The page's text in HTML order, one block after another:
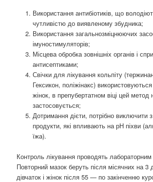
Використання антибіотиків, що
чутливістю до виявленому збудника;
Використання загальнозміцнюючих
імуностимуляторів;
Місцева обробка зовнішніх органів і
антисептиками;
Свічки для лікування кольпіту
Гексикон, поліжінакс)
жінок, в препубертатном віці цей метод
застосовується;
Дотримання дієти, потрібно виключити
продукти, які впливають на рН піхви
їжа).
Контроль лікування проводять
Повторний мазок беруть після місячних на 3
дівчаток і жінок після 55 — по закінченню